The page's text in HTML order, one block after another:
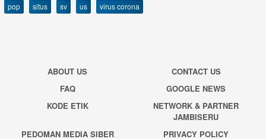
pop
situs sv us virus corona
ABOUT US
CONTACT US
FAQ
GOOGLE NEWS
KODE ETIK
NETWORK & PARTNER
JAMBISERU
PEDOMAN MEDIA SIBER
PRIVACY POLICY